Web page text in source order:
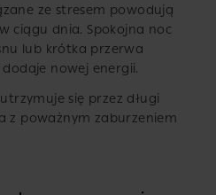
ze stresem powodują
ciągu dnia. Spokojna noc
lub krótka przerwa
dodaje nowej energii.
się przez długi
z poważnym zaburzeniem